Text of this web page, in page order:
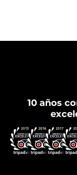
10 años